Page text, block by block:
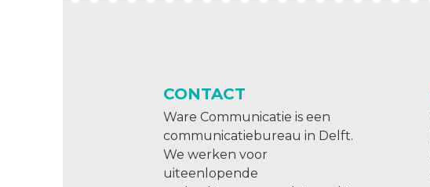
CONTACT
Ware Communicatie is een
communicatiebureau in Delft.
We werken voor
uiteenlopende